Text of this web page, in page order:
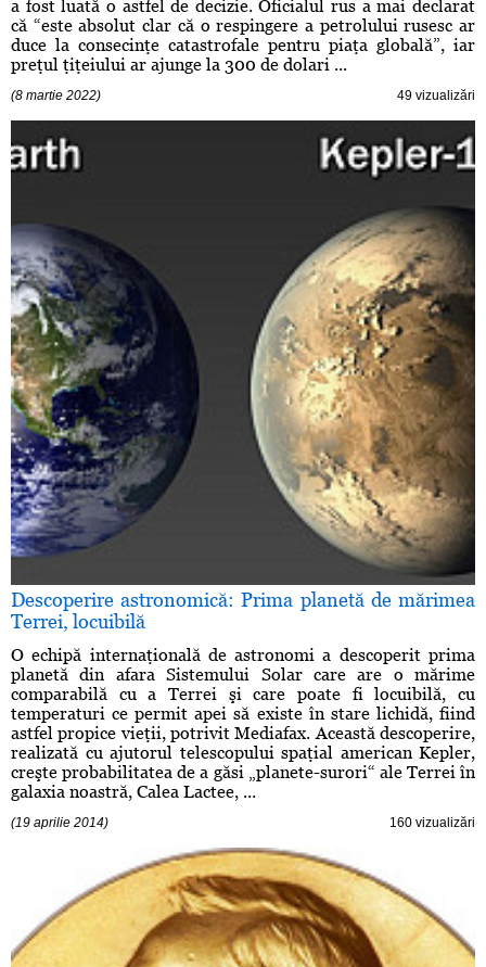
a fost luată o astfel de decizie. Oficialul rus a mai declarat
că “este absolut clar că o respingere a petrolului rusesc ar
duce la consecinţe catastrofale pentru piaţa globală”, iar
preţul ţiţeiului ar ajunge la 300 de dolari ...
(8 martie 2022) 49 vizualizări
Descoperire astronomică: Prima planetă de mărimea
Terrei, locuibilă
O echipă internaţională de astronomi a descoperit prima
planetă din afara Sistemului Solar care are o mărime
comparabilă cu a Terrei şi care poate fi locuibilă, cu
temperaturi ce permit apei să existe în stare lichidă, fiind
astfel propice vieţii, potrivit Mediafax. Această descoperire,
realizată cu ajutorul telescopului spaţial american Kepler,
creşte probabilitatea de a găsi „planete-surori“ ale Terrei în
galaxia noastră, Calea Lactee, ...
(19 aprilie 2014) 160 vizualizări